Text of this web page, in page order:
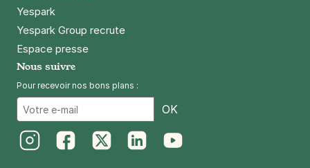
Yespark
Yespark Group recrute
Espace presse
Nous suivre
Pour recevoir nos bons plans :
OK